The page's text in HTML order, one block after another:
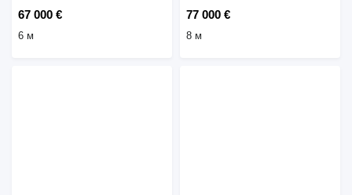
67 000 €
6 м
77 000 €
8 м